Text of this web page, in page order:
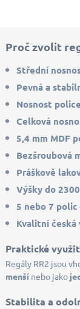
Proč zvolit
Střední
Pevná a
Nosnost
Celková
5,4 mm MDF
Bezšroubová
Práškově
Výšky do
5 nebo 7 polic
Kvalitní česká
Praktické
Regály RR2 jsou
menší nebo jako
Stabilita a